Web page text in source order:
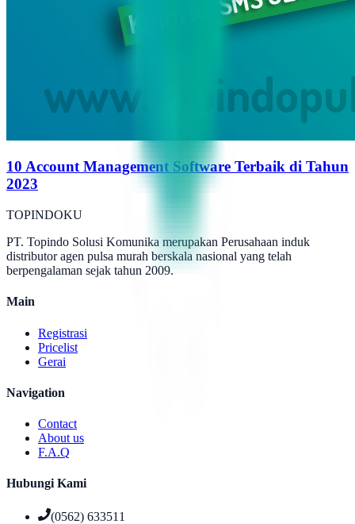
10 Account Management Software Terbaik di Tahun
2023
TOPINDOKU
PT. Topindo Solusi Komunika merupakan Perusahaan induk
distributor agen pulsa murah berskala nasional yang telah
berpengalaman sejak tahun 2009.
Main
Registrasi
Pricelist
Gerai
Navigation
Contact
About us
F.A.Q
Hubungi Kami
(0562) 633511